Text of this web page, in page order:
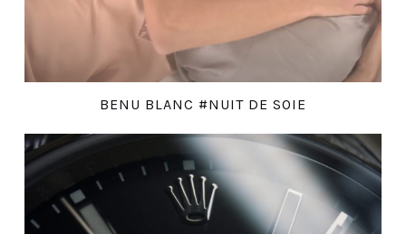
BENU BLANC #NUIT DE SOIE